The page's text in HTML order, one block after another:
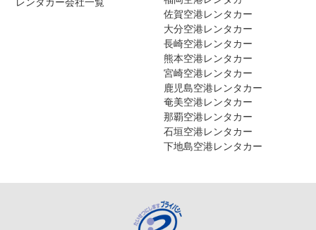
佐賀空港レンタカー
大分空港レンタカー
長崎空港レンタカー
熊本空港レンタカー
宮崎空港レンタカー
鹿児島空港レンタカー
奄美空港レンタカー
那覇空港レンタカー
石垣空港レンタカー
下地島空港レンタカー